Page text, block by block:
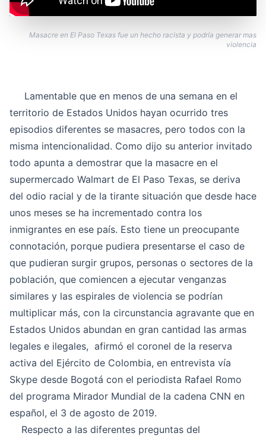
Masacre en El Paso Texas fue un hecho racista y podría generar mas
violencia
Lamentable que en menos de una semana en el
territorio de Estados Unidos hayan ocurrido tres
episodios diferentes se masacres, pero todos con la
misma intencionalidad. Como dijo su anterior invitado
todo apunta a demostrar que la masacre en el
supermercado Walmart de El Paso Texas, se deriva
del odio racial y de la tirante situación que desde hace
unos meses se ha incrementado contra los
inmigrantes en ese país. Esto tiene un preocupante
connotación, porque pudiera presentarse el caso de
que pudieran surgir grupos, personas o sectores de la
población, que comiencen a ejecutar venganzas
similares y las espirales de violencia se podrían
multiplicar más, con la circunstancia agravante que en
Estados Unidos abundan en gran cantidad las armas
legales e ilegales, afirmó el coronel de la reserva
activa del Ejército de Colombia, en entrevista vía
Skype desde Bogotá con el periodista Rafael Romo
del programa Mirador Mundial de la cadena CNN en
español, el 3 de agosto de 2019.
Respecto a las diferentes preguntas del